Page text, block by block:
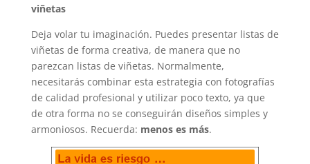
viñetas
Deja volar tu imaginación. Puedes presentar listas de
viñetas de forma creativa, de manera que no
parezcan listas de viñetas. Normalmente,
necesitarás combinar esta estrategia con fotografías
de calidad profesional y utilizar poco texto, ya que
de otra forma no se conseguirán diseños simples y
armoniosos. Recuerda: menos es más.